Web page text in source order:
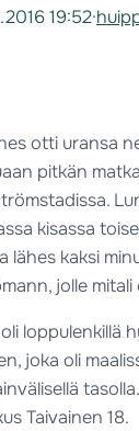
19:52·
otti uransa
pitkän
kisassa
lähes kaksi
jolle mitali
loppulenkillä
joka oli
Taivainen 18.